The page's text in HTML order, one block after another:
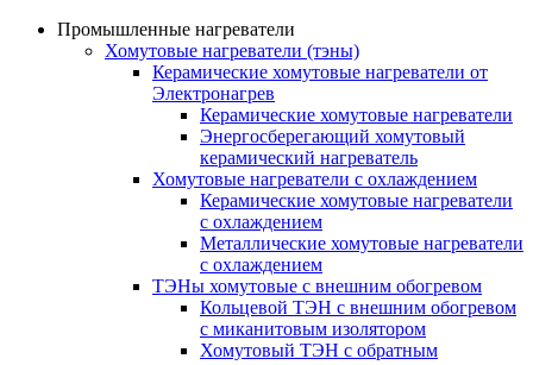
Промышленные нагреватели
Хомутовые нагреватели (тэны)
Керамические хомутовые нагреватели от
Электронагрев
Керамические хомутовые нагреватели
Энергосберегающий хомутовый
керамический нагреватель
Хомутовые нагреватели с охлаждением
Керамические хомутовые нагреватели
с охлаждением
Металлические хомутовые нагреватели
с охлаждением
ТЭНы хомутовые с внешним обогревом
Кольцевой ТЭН с внешним обогревом
с миканитовым изолятором
Хомутовый ТЭН с обратным